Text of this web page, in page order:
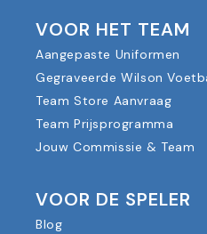
VOOR HET TEAM
Aangepaste Uniformen
Gegraveerde Wilson
Team Store Aanvraag
Team Prijsprogramma
Jouw Commissie & Team
VOOR DE SPELER
Blog